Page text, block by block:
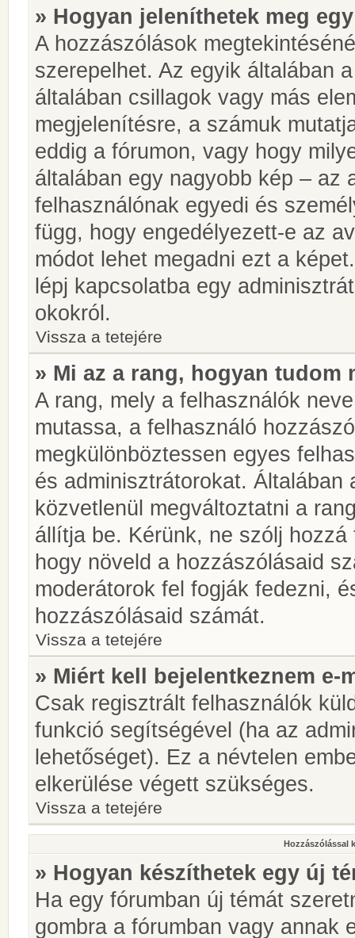
» Hogyan jeleníthetek meg
A hozzászólások
szerepelhet. Az egyik általában
általában csillagok vagy más
megjelenítésre, a számuk
eddig a fórumon, vagy hogy
általában egy nagyobb kép – az
felhasználónak egyedi és
függ, hogy engedélyezett-e az
módot lehet megadni ezt a
lépj kapcsolatba egy
okokról.
Vissza a tetejére
» Mi az a rang, hogyan tudom
A rang, mely a felhasználók
mutassa, a felhasználó
megkülönböztessen egyes
és adminisztrátorokat. Általában
közvetlenül megváltoztatni a
állítja be. Kérünk, ne szólj
hogy növeld a hozzászólásaid
moderátorok fel fogják fedezni,
hozzászólásaid számát.
Vissza a tetejére
» Miért kell bejelentkeznem e-
Csak regisztrált felhasználók
funkció segítségével (ha az
lehetőséget). Ez a névtelen
elkerülése végett szükséges.
Vissza a tetejére
Hozzászólással
» Hogyan készíthetek egy új
Ha egy fórumban új témát
gombra a fórumban vagy annak